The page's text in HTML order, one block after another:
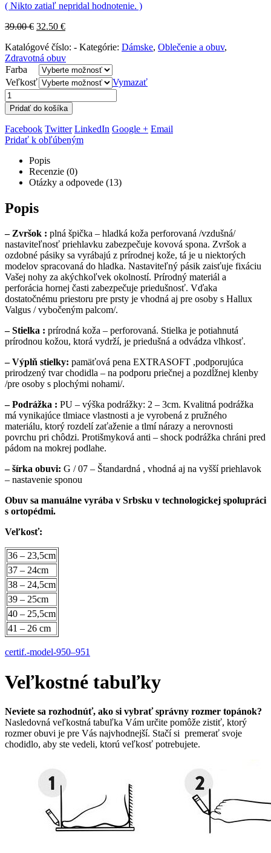
( Nikto zatiaľ nepridal hodnotenie. )
39.00€ 32.50 €
Katalógové číslo: - Kategórie: Dámske, Oblečenie a obuv,
Zdravotná obuv
Farba
Veľkosť
Vymazať
Pridať do košíka
Facebook Twitter LinkedIn Google + Email
Pridať k obľúbeným
Popis
Recenzie (0)
Otázky a odpovede (13)
Popis
– Zvršok : plná špička – hladká koža perforovaná /vzdušná/
nastaviteľnosť priehlavku zabezpečuje kovová spona. Zvršok a
ozdobné pásiky sa vyrábajú z prírodnej kože, tá je u niektorých
modelov spracovaná do hladka. Nastaviteľný pásik zaisťuje fixáciu
Vašej nohy za akýchkoľvek okolností. Prírodný materiál a
perforácia hornej časti zabezpečuje priedušnosť. Vďaka
dostatočnému priestoru pre prsty je vhodná aj pre osoby s Hallux
Valgus / vybočeným palcom/.
– Stielka : prírodná koža – perforovaná. Stielka je potiahnutá
prírodnou kožou, ktorá vydrží, je priedušná a odvádza vlhkosť.
– Výplň stielky: pamäťová pena EXTRASOFT ,podporujúca
prirodzený tvar chodidla – na podporu priečnej a pozdĺžnej klenby
/pre osoby s plochými nohami/.
– Podrážka : PU – výška podrážky: 2 – 3cm. Kvalitná podrážka
má vynikajúce tlmiace vlastnosti a je vyrobená z pružného
materiálu, ktorý rozdelí zaťaženie a tlmí nárazy a nerovnosti
povrchu pri chôdzi. Protišmyková anti – shock podrážka chráni pred
pádom na mokrej podlahe.
– šírka obuvi: G / 07 – Štandardná , vhodná aj na vyšší priehlavok
– nastavenie sponou
Obuv sa manuálne vyrába v Srbsku v technologickej spolupráci
s ortopédmi.
Veľkosť:
36 – 23,5cm
37 – 24cm
38 – 24,5cm
39 – 25cm
40 – 25,5cm
41 – 26 cm
certif.-model-950–951
Veľkostné tabuľky
Neviete sa rozhodnúť, ako si vybrať správny rozmer topánok?
Nasledovná veľkostná tabuľka Vám určite pomôže zistiť, ktorý
rozmer obuvi je pre Vás najvhodnejší. Stačí si premerať svoje
chodidlo, aby ste vedeli, ktorú veľkosť potrebujete.